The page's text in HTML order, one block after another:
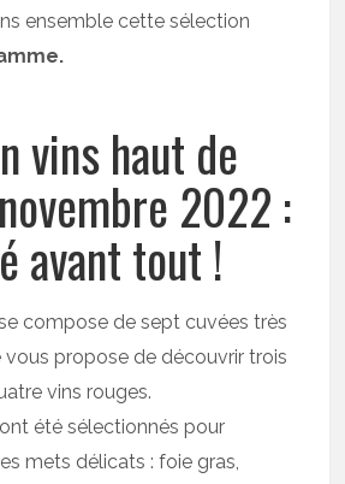
ensemble cette sélection
vins haut de
2022 :
avant tout !
compose de sept cuvées très
vous propose de découvrir trois
vins rouges.
été sélectionnés pour
mets délicats : foie gras,